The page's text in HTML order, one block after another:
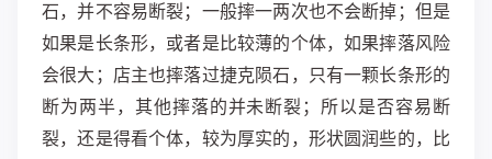
石，并不容易断裂；一般摔一两次也不会断掉；但是
如果是长条形，或者是比较薄的个体，如果摔落风险
会很大；店主也摔落过捷克陨石，只有一颗长条形的
断为两半，其他摔落的并未断裂；所以是否容易断
裂，还是得看个体，较为厚实的，形状圆润些的，比